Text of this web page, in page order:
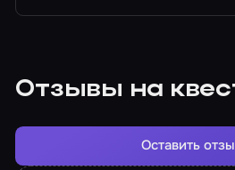
Отзывы на
Оставить